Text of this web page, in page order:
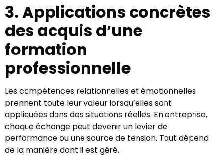
3. Applications concrètes
des acquis d’une
formation
professionnelle
Les compétences relationnelles et émotionnelles
prennent toute leur valeur lorsqu’elles sont
appliquées dans des situations réelles. En entreprise,
chaque échange peut devenir un levier de
performance ou une source de tension. Tout dépend
de la manière dont il est géré.